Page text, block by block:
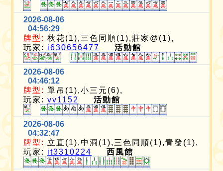
2026-08-06
04:56:29
牌型: 秋花(1),三色同順(1),莊家@(1),
玩家: i630656477 活動館
2026-08-06
04:46:12
牌型: 單吊(1),小三元(6),
玩家:vv1152 活動館
2026-08-06
04:32:47
牌型: 立直(1),中洞(1),三色同順(1),青發(1),
玩家: it3310224 西風館